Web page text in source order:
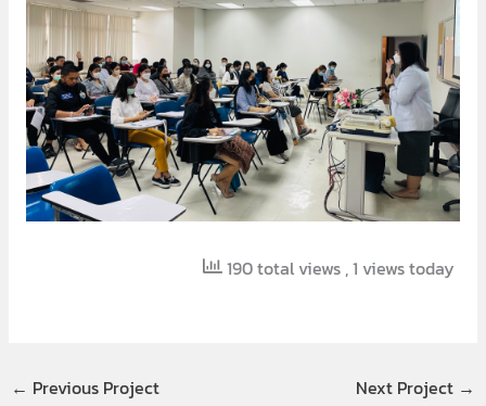
190 total views , 1 views today
← Previous Project Next Project →